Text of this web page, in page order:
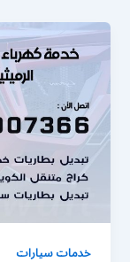
خدمات سيارات